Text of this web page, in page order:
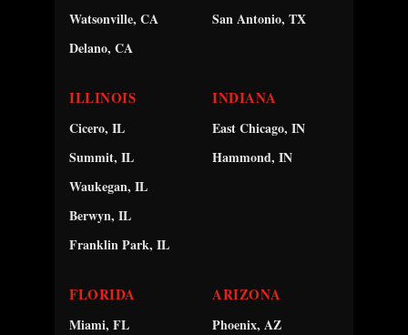
Watsonville, CA
Delano, CA
San Antonio, TX
ILLINOIS
Cicero, IL
Summit, IL
Waukegan, IL
Berwyn, IL
Franklin Park, IL
INDIANA
East Chicago, IN
Hammond, IN
FLORIDA
Miami, FL
ARIZONA
Phoenix, AZ